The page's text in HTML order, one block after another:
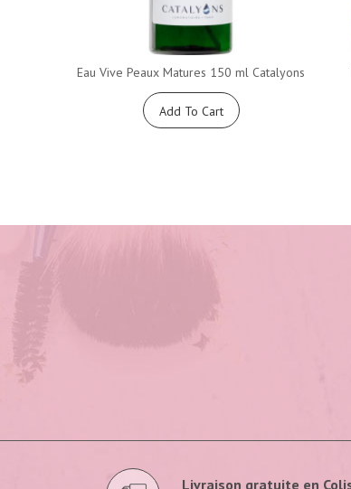
Eau Vive Peaux Matures 150 ml Catalyons
Add To Cart
Livraison gratuite en